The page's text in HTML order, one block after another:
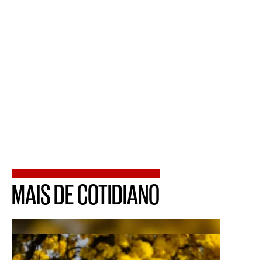
MAIS DE COTIDIANO